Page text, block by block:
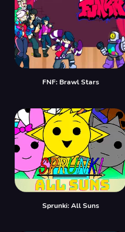
FNF: Brawl Stars
Sprunki: All Suns